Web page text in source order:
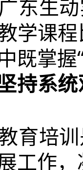
东生
学课
既掌握
持系
培训
工作